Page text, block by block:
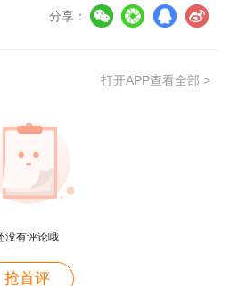
会保障局人事考试机构：
程师职业资格考试考务工
函〔2024〕27号）精神，
价工程师职业资格考试广
目及考场设置
分享：
打开APP查看全部 >
没有评论哦
抢首评